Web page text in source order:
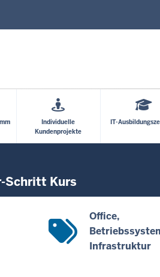
Individuelle
Kundenprojekte
IT-
Schritt Kurs
Office
Infrastruktur